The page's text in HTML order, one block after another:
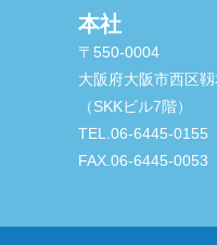
本社
〒550-0004
大阪府大阪市西区
（SKKビル7階）
TEL.06-6445-0155
FAX.06-6445-0053